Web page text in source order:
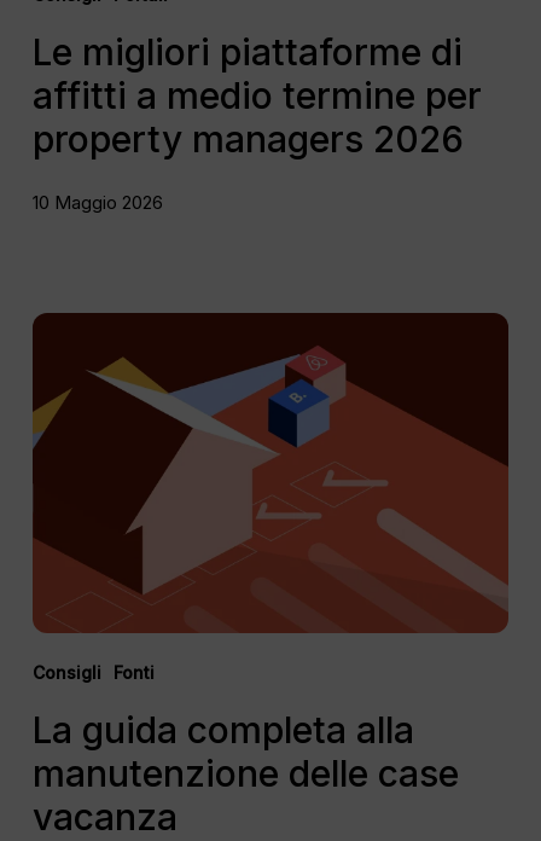
Le migliori piattaforme di
affitti a medio termine per
property managers 2026
10 Maggio 2026
Consigli Fonti
La
completa
alla
manutenzione
La guida completa alla
manutenzione delle case
vacanza